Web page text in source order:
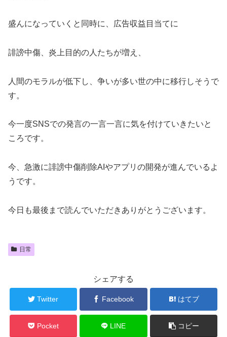
盛んになっていくと同時に、広告収益目当てに
誹謗中傷、炎上目的の人たちが増え、
人間のモラルが低下し、争いが多い世の中に移行しそうで
す。
今一度SNSでの発言の一言一言に気を付けていきたいと
ころです。
今、急激に誹謗中傷削除AIやアプリの開発が進んでいるよ
うです。
今日も最後まで読んでいただきありがとうございます。
日常
シェアする
Twitter Facebook はてブ
Pocket LINE コピー